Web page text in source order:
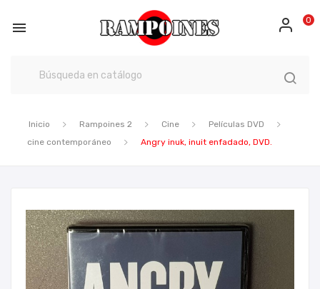
 0
Inicio Rampoines 2 Cine
Películas DVD
cine contemporáneo
Angry inuk, inuit enfadado, DVD.